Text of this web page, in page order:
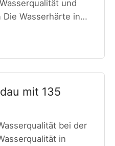
und
Die Wasserhärte in…
mit 135
bei der
in